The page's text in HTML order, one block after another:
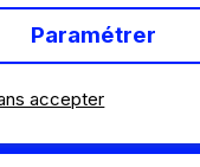
accepter
Paramétrer